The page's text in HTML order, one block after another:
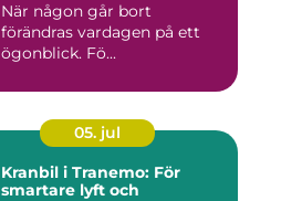
När någon går bort
förändras vardagen på ett
ögonblick. Fö...
05. jul
Kranbil i Tranemo: För
smartare lyft och